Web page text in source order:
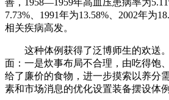
7.73%、1991年为13.58%、2002年为
相关疾病高发。
这种体例获得了泛博师生的欢送
面：一是炊事布局不合理，由吃得饱
给了廉价的食物，进一步摸索以养分
素和市场消息的优化设置装备摆设体例